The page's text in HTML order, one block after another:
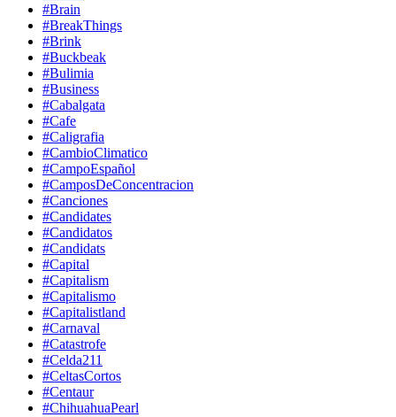
#Brain
#BreakThings
#Brink
#Buckbeak
#Bulimia
#Business
#Cabalgata
#Cafe
#Caligrafia
#CambioClimatico
#CampoEspañol
#CamposDeConcentracion
#Canciones
#Candidates
#Candidatos
#Candidats
#Capital
#Capitalism
#Capitalismo
#Capitalistland
#Carnaval
#Catastrofe
#Celda211
#CeltasCortos
#Centaur
#ChihuahuaPearl